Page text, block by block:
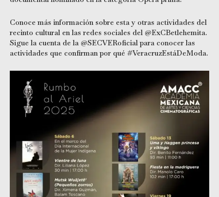
Conoce más información sobre esta y otras actividades del
recinto cultural en las redes sociales del @ExCBetlehemita.
Sigue la cuenta de la @SECVERoficial para conocer las
actividades que confirman por qué #VeracruzEstáDeModa.